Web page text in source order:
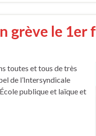
grève le 1er
toutes et tous de très
de l’Intersyndicale
publique et laïque et